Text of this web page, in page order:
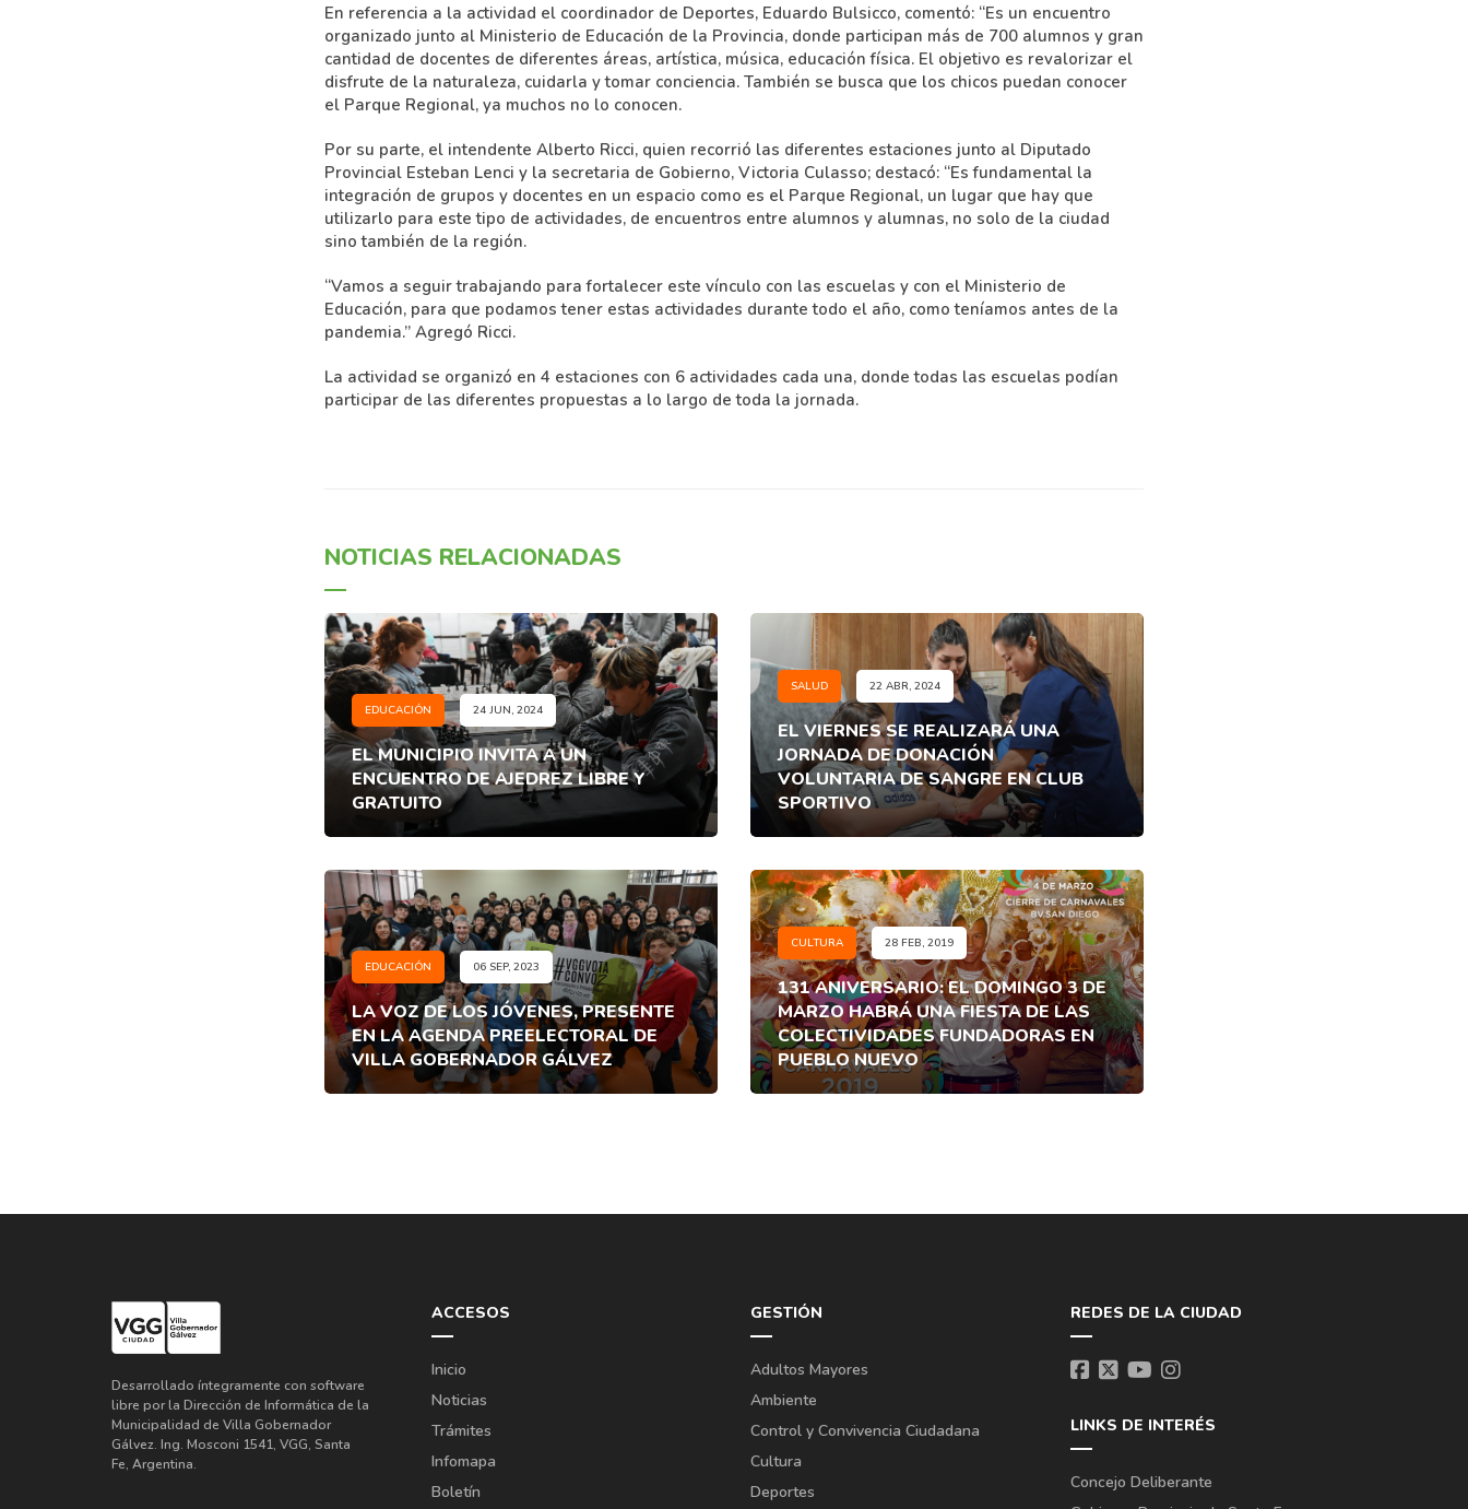
En referencia a la actividad el coordinador de Deportes, Eduardo Bulsicco, comentó: “Es un encuentro
organizado junto al Ministerio de Educación de la Provincia, donde participan más de 700 alumnos y gran
cantidad de docentes de diferentes áreas, artística, música, educación física. El objetivo es revalorizar el
disfrute de la naturaleza, cuidarla y tomar conciencia. También se busca que los chicos puedan conocer
el Parque Regional, ya muchos no lo conocen.
Por su parte, el intendente Alberto Ricci, quien recorrió las diferentes estaciones junto al Diputado
Provincial Esteban Lenci y la secretaria de Gobierno, Victoria Culasso; destacó: “Es fundamental la
integración de grupos y docentes en un espacio como es el Parque Regional, un lugar que hay que
utilizarlo para este tipo de actividades, de encuentros entre alumnos y alumnas, no solo de la ciudad
sino también de la región.
“Vamos a seguir trabajando para fortalecer este vínculo con las escuelas y con el Ministerio de
Educación, para que podamos tener estas actividades durante todo el año, como teníamos antes de la
pandemia.” Agregó Ricci.
La actividad se organizó en 4 estaciones con 6 actividades cada una, donde todas las escuelas podían
participar de las diferentes propuestas a lo largo de toda la jornada.
NOTICIAS RELACIONADAS
EDUCACIÓN 24 JUN, 2024
EL MUNICIPIO INVITA A UN
ENCUENTRO DE AJEDREZ LIBRE Y
GRATUITO
SALUD 22 ABR, 2024
EL VIERNES SE REALIZARÁ UNA
JORNADA DE DONACIÓN
VOLUNTARIA DE SANGRE EN CLUB
SPORTIVO
EDUCACIÓN 06 SEP, 2023
LA VOZ DE LOS JÓVENES, PRESENTE
EN LA AGENDA PREELECTORAL DE
VILLA GOBERNADOR GÁLVEZ
CULTURA 28 FEB, 2019
131 ANIVERSARIO: EL DOMINGO 3 DE
MARZO HABRÁ UNA FIESTA DE LAS
COLECTIVIDADES FUNDADORAS EN
PUEBLO NUEVO
Desarrollado íntegramente con software
libre por la Dirección de Informática de la
Municipalidad de Villa Gobernador
Gálvez. Ing. Mosconi 1541, VGG, Santa
Fe, Argentina.
ACCESOS
Inicio
Noticias
Trámites
Infomapa
Boletín
GESTIÓN
Adultos Mayores
Ambiente
Control y Convivencia Ciudadana
Cultura
Deportes
REDES DE LA CIUDAD
LINKS DE INTERÉS
Concejo Deliberante